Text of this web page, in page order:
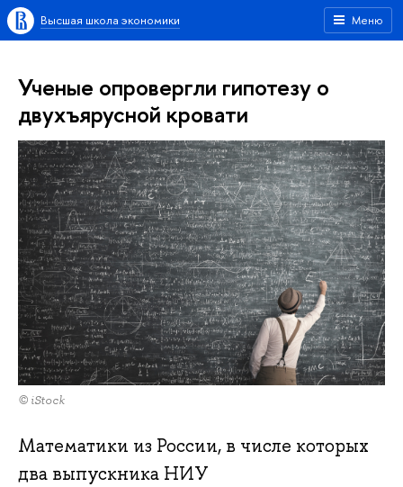
Меню
Высшая школа экономики
Ученые опровергли гипотезу о
двухъярусной кровати
© iStock
Математики из России, в числе которых
два выпускника НИУ